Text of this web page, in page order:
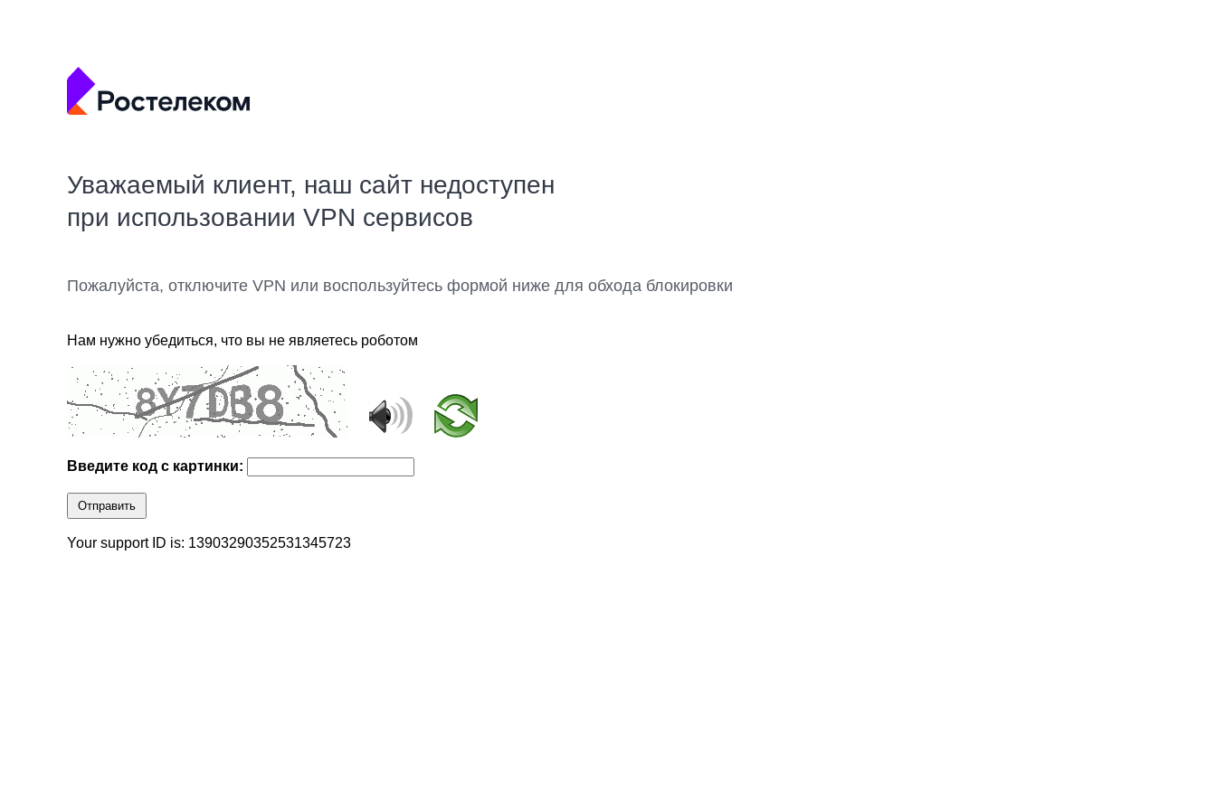
Уважаемый клиент, наш сайт недоступен
при использовании VPN сервисов
Пожалуйста, отключите VPN или воспользуйтесь формой ниже для обхода блокировки
Нам нужно убедиться, что вы не являетесь роботом
Введите код с картинки:
Отправить
Your support ID is: 13903290352531345723